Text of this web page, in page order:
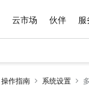
云市场 伙伴 服
操作指南 系统设置
AI
价
自助
数
成
企
最